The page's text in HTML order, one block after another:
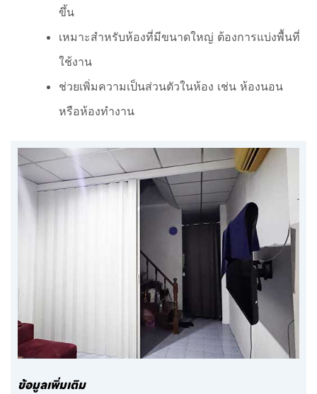
ขึ้น
เหมาะสำหรับห้องที่มีขนาดใหญ่ ต้องการแบ่งพื้นที่
ใช้งาน
ช่วยเพิ่มความเป็นส่วนตัวในห้อง เช่น ห้องนอน
หรือห้องทำงาน
ข้อมูลเพิ่มเติม